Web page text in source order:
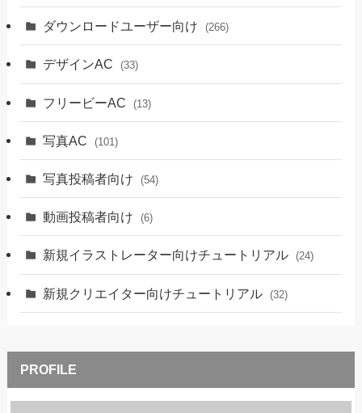
ダウンロードユーザー向け (266)
デザインAC (33)
フリービーAC (13)
写真AC (101)
写真投稿者向け (54)
動画投稿者向け (6)
新規イラストレーター向けチュートリアル (24)
新規クリエイター向けチュートリアル (32)